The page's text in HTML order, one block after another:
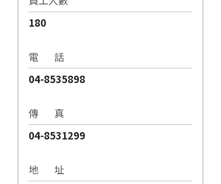
180
電 話
04-8535898
傳 真
04-8531299
地 址